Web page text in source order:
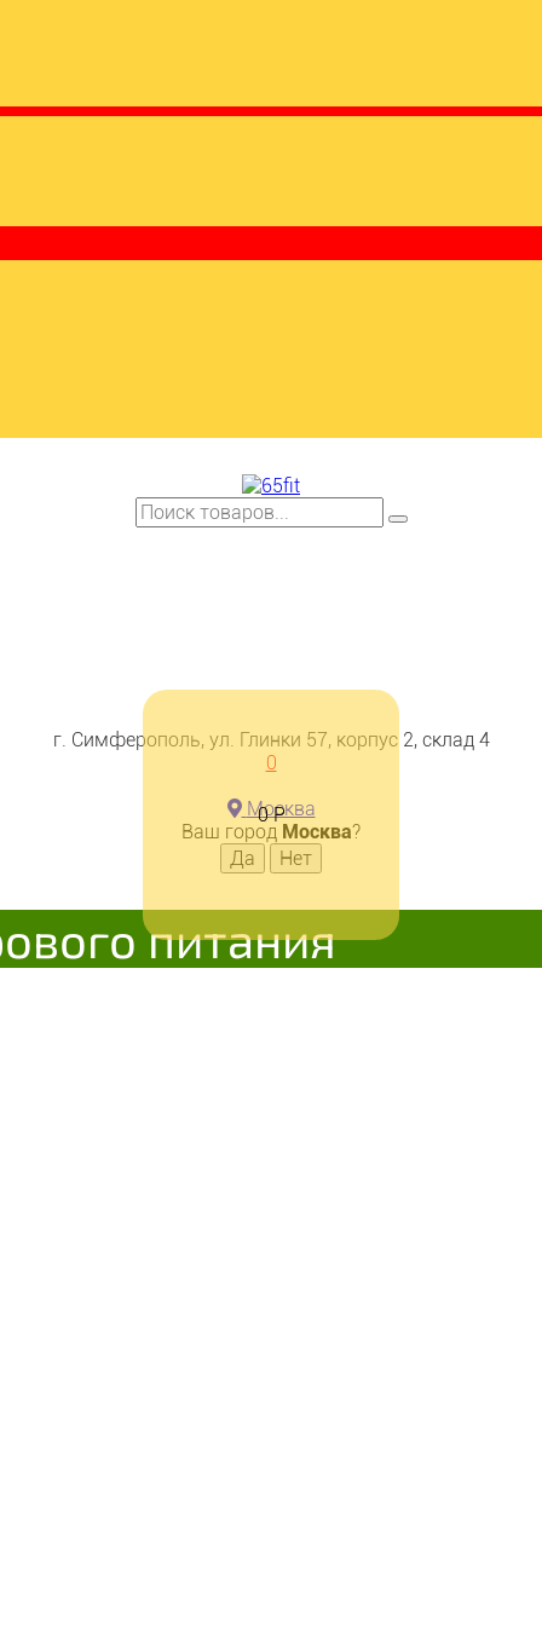
г. Симферополь, ул. Глинки 57, корпус 2, склад 4
0
0Р
Москва
Ваш город Москва?
питания